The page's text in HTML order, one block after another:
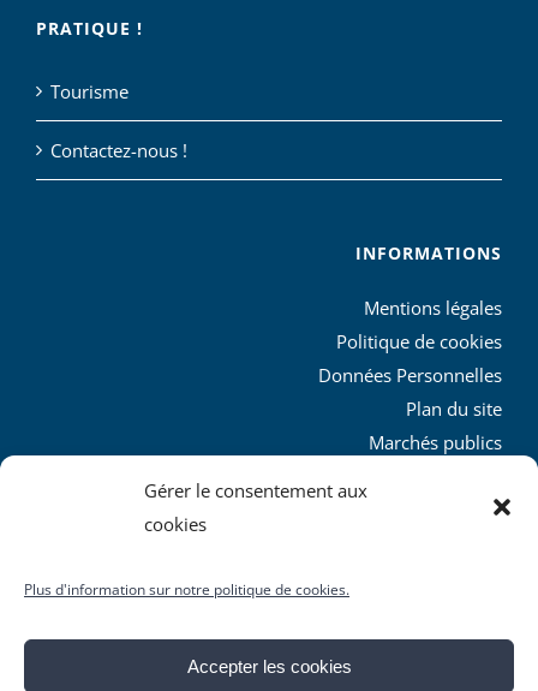
Gérer le consentement aux
cookies
Plus d'information sur notre politique de cookies.
Accepter les cookies
PRATIQUE !
Tourisme
Contactez-nous !
INFORMATIONS
Mentions légales
Politique de cookies
Données Personnelles
Plan du site
Marchés publics
L’agglo recrute